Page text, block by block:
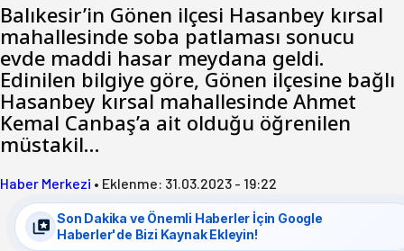
Balıkesir’in Gönen ilçesi Hasanbey kırsal
mahallesinde soba patlaması sonucu
evde maddi hasar meydana geldi.
Edinilen bilgiye göre, Gönen ilçesine bağlı
Hasanbey kırsal mahallesinde Ahmet
Kemal Canbaş’a ait olduğu öğrenilen
müstakil…
Haber Merkezi • Eklenme: 31.03.2023 - 19:22
Son Dakika ve Önemli Haberler İçin Google
Haberler'de Bizi Kaynak Ekleyin!